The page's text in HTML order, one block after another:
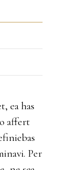
ea has
affert
Per